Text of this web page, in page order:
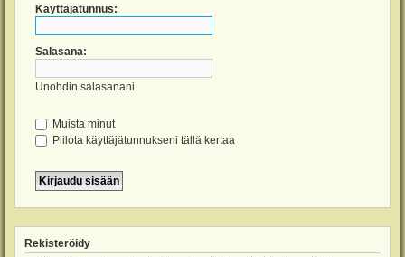
Käyttäjätunnus:
Salasana:
Unohdin salasanani
Muista minut
Piilota käyttäjätunnukseni tällä kertaa
Rekisteröidy